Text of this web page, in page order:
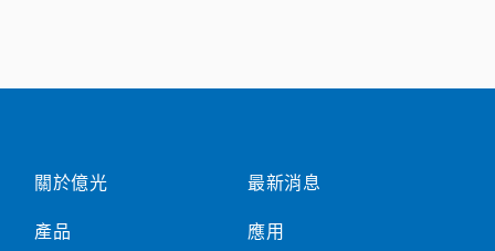
關於億光
產品
最新消息
應用